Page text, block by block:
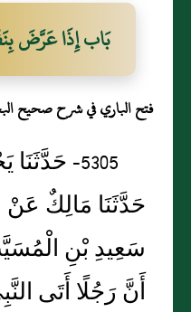
بَاب إِذَا عَرَّضَ
فتح الباري في شرح صحيح
5305-
حَدَّثَنَا مَالِكٌ
سَعِيدِ بْنِ
أَنَّ رَجُلًا أَتَى